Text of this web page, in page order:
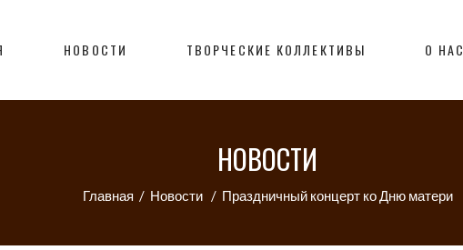
НОВОСТИ ТВОРЧЕСКИЕ КОЛЛЕКТИВЫ О НАС
НОВОСТИ
Главная / Новости / Праздничный концерт ко Дню матери